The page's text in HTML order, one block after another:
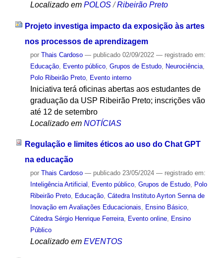
Localizado em POLOS /Ribeirão Preto
Projeto investiga impacto da exposição às artes
nos processos de aprendizagem
por Thais Cardoso — publicado02/09/2022 — registrado em:
Educação, Evento público, Grupos de Estudo, Neurociência,
Polo Ribeirão Preto, Evento interno
Iniciativa terá oficinas abertas aos estudantes de
graduação da USP Ribeirão Preto; inscrições vão
até 12 de setembro
Localizado em NOTÍCIAS
Regulação e limites éticos ao uso do Chat GPT
na educação
por Thais Cardoso — publicado23/05/2024 — registrado em:
Inteligência Artificial , Evento público, Grupos de Estudo, Polo
Ribeirão Preto, Educação, Cátedra Instituto Ayrton Senna de
Inovação em Avaliações Educacionais, Ensino Básico,
Cátedra Sérgio Henrique Ferreira, Evento online, Ensino
Público
Localizado em EVENTOS